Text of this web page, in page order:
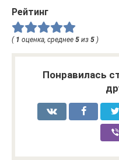
Рейтинг
( 1 оценка, среднее 5 из 5 )
Понравилась